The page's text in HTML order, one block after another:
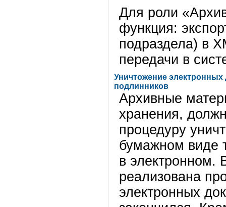
Для роли
функция:
подраздела) в
передачи в
Уничтожение
подлинников
Архивные
хранения,
процедуру
бумажном виде
в электронном.
реализована
электронных